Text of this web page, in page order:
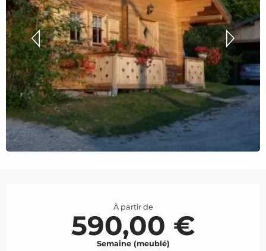
À partir de
590,00 €
Semaine (meublé)